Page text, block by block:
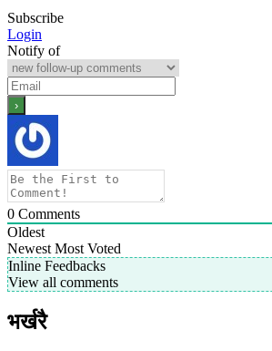
Subscribe
Login
Notify of
0 Comments
Oldest
Newest Most Voted
Inline Feedbacks
View all comments
भर्खरै